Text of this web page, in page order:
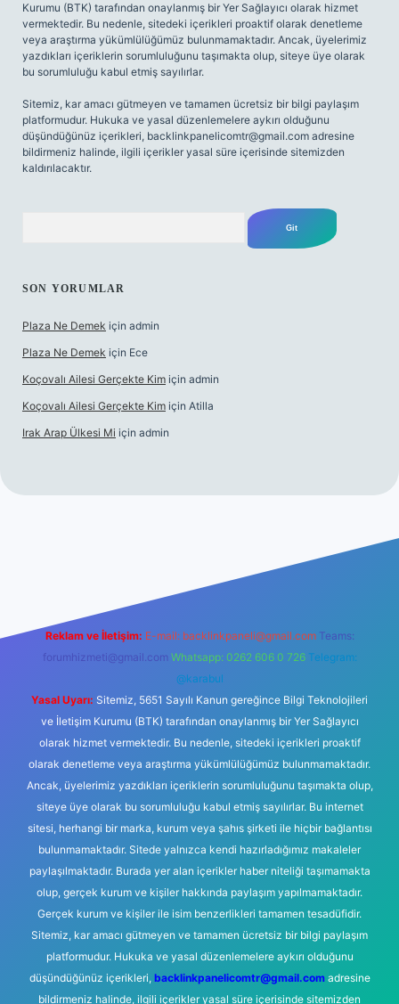
Kurumu (BTK) tarafından onaylanmış bir Yer Sağlayıcı olarak hizmet
vermektedir. Bu nedenle, sitedeki içerikleri proaktif olarak denetleme
veya araştırma yükümlülüğümüz bulunmamaktadır. Ancak, üyelerimiz
yazdıkları içeriklerin sorumluluğunu taşımakta olup, siteye üye olarak
bu sorumluluğu kabul etmiş sayılırlar.
Sitemiz, kar amacı gütmeyen ve tamamen ücretsiz bir bilgi paylaşım
platformudur. Hukuka ve yasal düzenlemelere aykırı olduğunu
düşündüğünüz içerikleri, backlinkpanelicomtr@gmail.com adresine
bildirmeniz halinde, ilgili içerikler yasal süre içerisinde sitemizden
kaldırılacaktır.
SON YORUMLAR
Plaza Ne Demek için admin
Plaza Ne Demek için Ece
Koçovalı Ailesi Gerçekte Kim için admin
Koçovalı Ailesi Gerçekte Kim için Atilla
Irak Arap Ülkesi Mi için admin
Reklam ve İletişim: E-mail: backlinkpaneli@gmail.com Teams:
forumhizmeti@gmail.com Whatsapp: 0262 606 0 726 Telegram:
@karabul
Yasal Uyarı: Sitemiz, 5651 Sayılı Kanun gereğince Bilgi Teknolojileri
ve İletişim Kurumu (BTK) tarafından onaylanmış bir Yer Sağlayıcı
olarak hizmet vermektedir. Bu nedenle, sitedeki içerikleri proaktif
olarak denetleme veya araştırma yükümlülüğümüz bulunmamaktadır.
Ancak, üyelerimiz yazdıkları içeriklerin sorumluluğunu taşımakta olup,
siteye üye olarak bu sorumluluğu kabul etmiş sayılırlar. Bu internet
sitesi, herhangi bir marka, kurum veya şahıs şirketi ile hiçbir bağlantısı
bulunmamaktadır. Sitede yalnızca kendi hazırladığımız makaleler
paylaşılmaktadır. Burada yer alan içerikler haber niteliği taşımamakta
olup, gerçek kurum ve kişiler hakkında paylaşım yapılmamaktadır.
Gerçek kurum ve kişiler ile isim benzerlikleri tamamen tesadüfidir.
Sitemiz, kar amacı gütmeyen ve tamamen ücretsiz bir bilgi paylaşım
platformudur. Hukuka ve yasal düzenlemelere aykırı olduğunu
düşündüğünüz içerikleri, backlinkpanelicomtr@gmail.comadresine
bildirmeniz halinde, ilgili içerikler yasal süre içerisinde sitemizden